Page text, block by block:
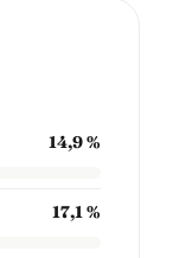
14,9 %
17,1 %